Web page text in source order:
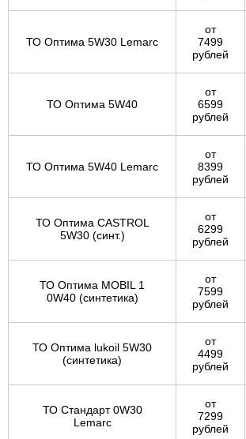
ТО Оптима 5W30 Lemarc
от
7499
рублей
ТО Оптима 5W40
от
6599
рублей
ТО Оптима 5W40 Lemarc
от
8399
рублей
ТО Оптима CASTROL
5W30 (синт.)
от
6299
рублей
ТО Оптима MOBIL 1
0W40 (синтетика)
от
7599
рублей
ТО Оптима lukoil 5W30
(синтетика)
от
4499
рублей
ТО Стандарт 0W30
Lemarc
от
7299
рублей